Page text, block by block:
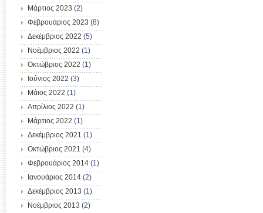
Μάρτιος 2023 (2)
Φεβρουάριος 2023 (8)
Δεκέμβριος 2022 (5)
Νοέμβριος 2022 (1)
Οκτώβριος 2022 (1)
Ιούνιος 2022 (3)
Μάιος 2022 (1)
Απρίλιος 2022 (1)
Μάρτιος 2022 (1)
Δεκέμβριος 2021 (1)
Οκτώβριος 2021 (4)
Φεβρουάριος 2014 (1)
Ιανουάριος 2014 (2)
Δεκέμβριος 2013 (1)
Νοέμβριος 2013 (2)